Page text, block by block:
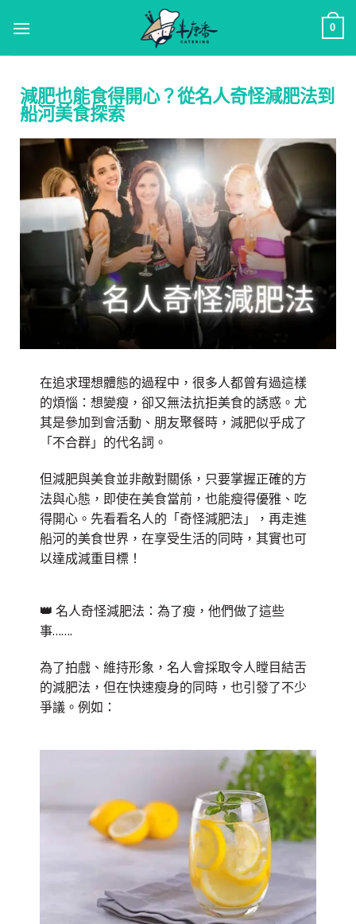
0
減肥也能食得開心？從名人奇怪減肥法到
船河美食探索
在追求理想體態的過程中，很多人都曾有過這樣
的煩惱：想變瘦，卻又無法抗拒美食的誘惑。尤
其是參加到會活動、朋友聚餐時，減肥似乎成了
「不合群」的代名詞。
但減肥與美食並非敵對關係，只要掌握正確的方
法與心態，即使在美食當前，也能瘦得優雅、吃
得開心。先看看名人的「奇怪減肥法」，再走進
船河的美食世界，在享受生活的同時，其實也可
以達成減重目標！
👑 名人奇怪減肥法：為了瘦，他們做了這些
事…….
為了拍戲、維持形象，名人會採取令人瞠目結舌
的減肥法，但在快速瘦身的同時，也引發了不少
爭議。例如：